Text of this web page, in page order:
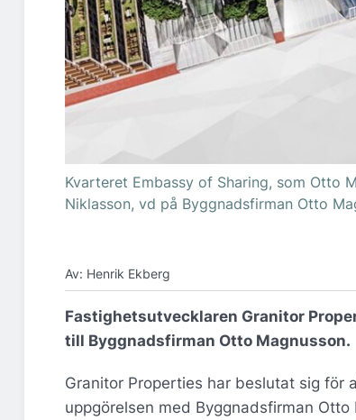
Kvarteret Embassy of Sharing, som Otto
Niklasson, vd på Byggnadsfirman Otto
Av: Henrik Ekberg
Fastighetsutvecklaren Granitor
till Byggnadsfirman Otto Magnusson.
Granitor Properties har beslutat sig för
uppgörelsen med Byggnadsfirman